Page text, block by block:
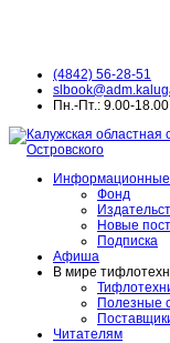
(4842) 56-28-51
Пн.-Пт.: 9.00-
Информационные
Фонд
Новые
Подписка
Афиша
В мире
Полезные
Читателям